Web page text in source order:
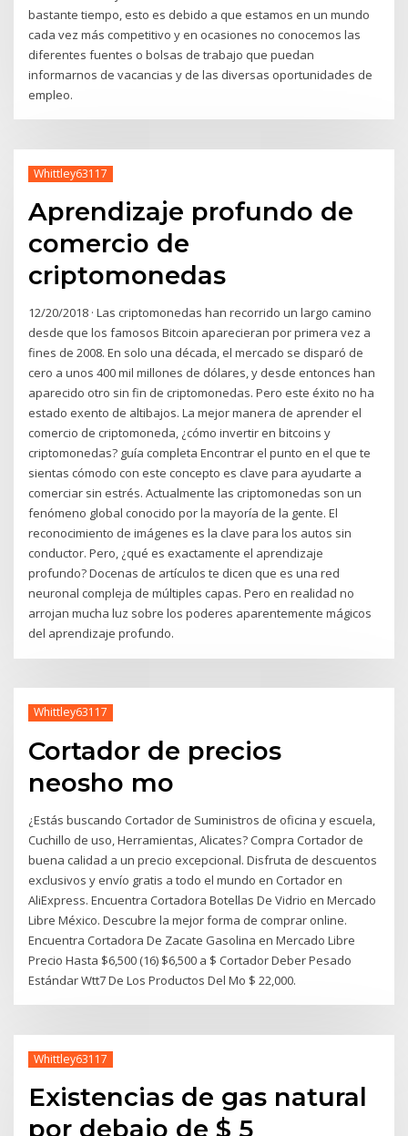
bastante tiempo, esto es debido a que estamos en un mundo
cada vez más competitivo y en ocasiones no conocemos las
diferentes fuentes o bolsas de trabajo que puedan
informarnos de vacancias y de las diversas oportunidades de
empleo.
Whittley63117
Aprendizaje profundo de
comercio de
criptomonedas
12/20/2018 · Las criptomonedas han recorrido un largo camino
desde que los famosos Bitcoin aparecieran por primera vez a
fines de 2008. En solo una década, el mercado se disparó de
cero a unos 400 mil millones de dólares, y desde entonces han
aparecido otro sin fin de criptomonedas. Pero este éxito no ha
estado exento de altibajos. La mejor manera de aprender el
comercio de criptomoneda, ¿cómo invertir en bitcoins y
criptomonedas? guía completa Encontrar el punto en el que te
sientas cómodo con este concepto es clave para ayudarte a
comerciar sin estrés. Actualmente las criptomonedas son un
fenómeno global conocido por la mayoría de la gente. El
reconocimiento de imágenes es la clave para los autos sin
conductor. Pero, ¿qué es exactamente el aprendizaje
profundo? Docenas de artículos te dicen que es una red
neuronal compleja de múltiples capas. Pero en realidad no
arrojan mucha luz sobre los poderes aparentemente mágicos
del aprendizaje profundo.
Whittley63117
Cortador de precios
neosho mo
¿Estás buscando Cortador de Suministros de oficina y escuela,
Cuchillo de uso, Herramientas, Alicates? Compra Cortador de
buena calidad a un precio excepcional. Disfruta de descuentos
exclusivos y envío gratis a todo el mundo en Cortador en
AliExpress. Encuentra Cortadora Botellas De Vidrio en Mercado
Libre México. Descubre la mejor forma de comprar online.
Encuentra Cortadora De Zacate Gasolina en Mercado Libre
Precio Hasta $6,500 (16) $6,500 a $ Cortador Deber Pesado
Estándar Wtt7 De Los Productos Del Mo $ 22,000.
Whittley63117
Existencias de gas natural
por debajo de $ 5